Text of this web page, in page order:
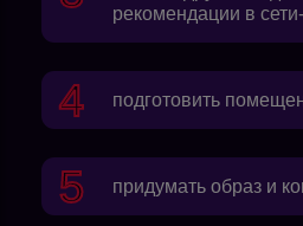
рекомендации в
подготовить
придумать образ и